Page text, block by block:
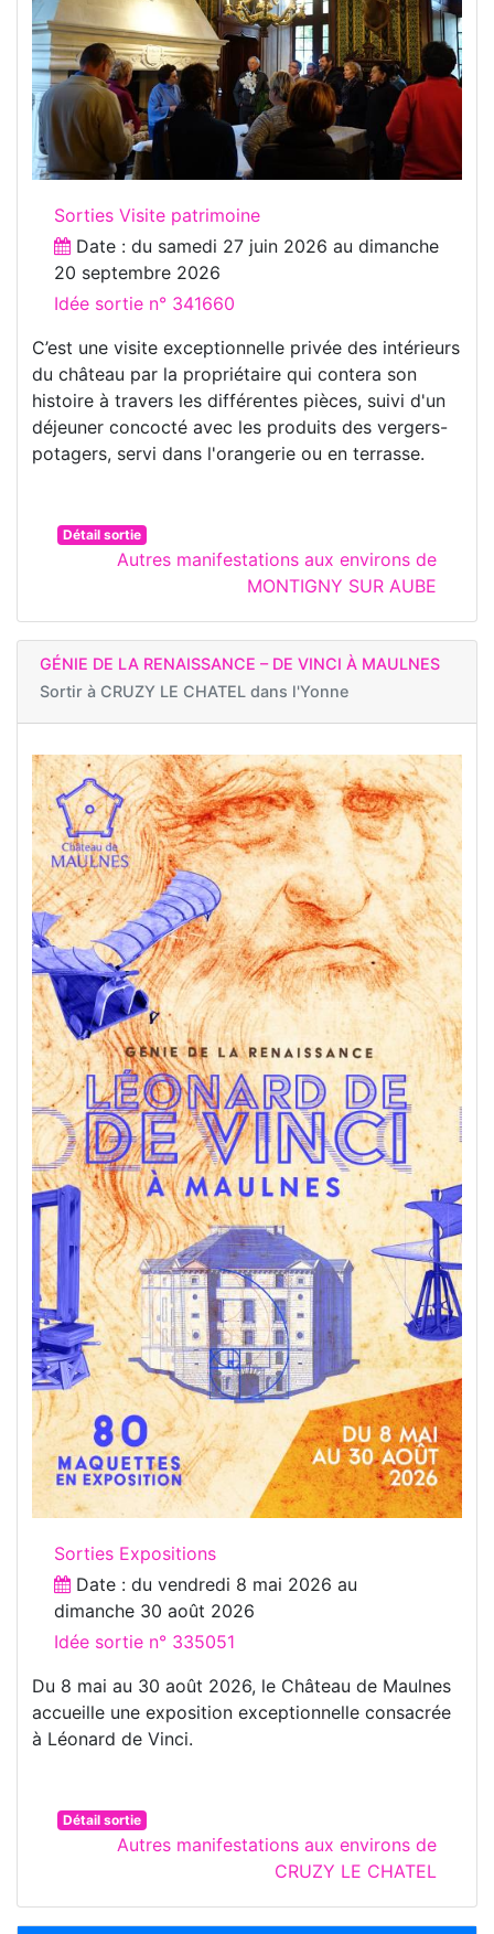
Sorties Visite patrimoine
Date : du samedi 27 juin 2026 au dimanche
20 septembre 2026
Idée sortie n° 341660
C’est une visite exceptionnelle privée des intérieurs
du château par la propriétaire qui contera son
histoire à travers les différentes pièces, suivi d'un
déjeuner concocté avec les produits des vergers-
potagers, servi dans l'orangerie ou en terrasse.
Détail sortie
Autres manifestations aux environs de
MONTIGNY SUR AUBE
GÉNIE DE LA RENAISSANCE – DE VINCI À MAULNES
Sortir à CRUZY LE CHATEL dans l'Yonne
Sorties Expositions
Date : du vendredi 8 mai 2026 au
dimanche 30 août 2026
Idée sortie n° 335051
Du 8 mai au 30 août 2026, le Château de Maulnes
accueille une exposition exceptionnelle consacrée
à Léonard de Vinci.
Détail sortie
Autres manifestations aux environs de
CRUZY LE CHATEL